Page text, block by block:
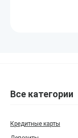
Все категории
Кредитные карты